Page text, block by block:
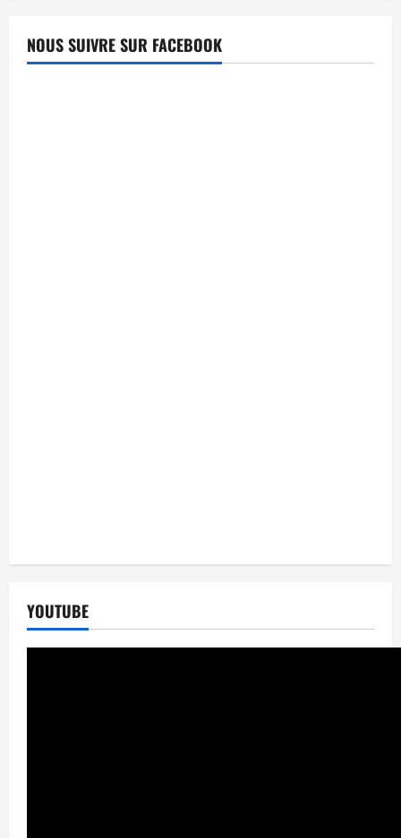
NOUS SUIVRE SUR FACEBOOK
YOUTUBE